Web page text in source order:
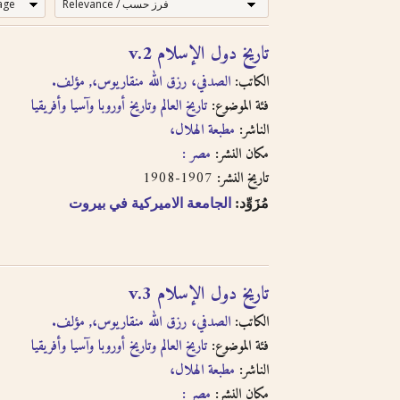
إرشادات للبحث لدى استخدام الترجمة
إن عملية البحث التي تجريها في هذا الموقع تعطي
المسترجع باللغتين العربية والانجليزية ولكنها لا
سنقوم بتوفير هذا البحث عندما تتطوّر إمكانية
المحارف باللغة العربية في النصوص المرقمنة للكتب
العنا وين المتعددة الأجزاء تظهر في نتائج البحث منفصلة
اضغط على “شاهد العناوين المتعلقة” لتقرأ بقية الأجزاء
الترجمة الصوتية بالحروف اللاتينية تتبعنظام مكتبة
النطق يتبع العربية الفصحى لدى الترجمة الصوتية
لدى الترجمة الصوتية تتساوى حروف العلّة بتشكيل
حاول البحث عن مكان النشر باستخدام طرق مختلفة
تاريخ دول الإسلام v.2
الكاتب: الصدفي، رزق الله منقاريوس،, مؤلف.
فئة الموضوع: تاريخ العالم وتاريخ أوروبا وآسيا وأفريقيا
الناشر: مطبعة الهلال،
مكان النشر: مصر :
تاريخ النشر:
مُزَوِّد: الجامعة الاميركية في بيروت
تاريخ دول الإسلام v.3
الكاتب: الصدفي، رزق الله منقاريوس،, مؤلف.
فئة الموضوع: تاريخ العالم وتاريخ أوروبا وآسيا وأفريقيا
الناشر: مطبعة الهلال،
مكان النشر: مصر :